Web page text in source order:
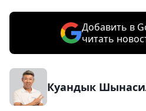
Добавить в
читать
Куандык